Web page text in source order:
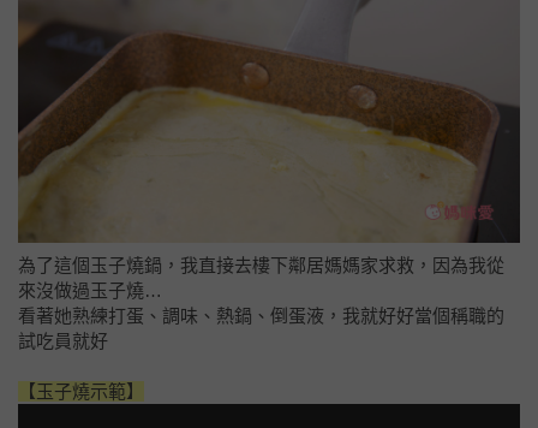
為了這個玉子燒鍋，我直接去樓下鄰居媽媽家求救，因為我從
來沒做過玉子燒…
看著她熟練打蛋、調味、熱鍋、倒蛋液，我就好好當個稱職的
試吃員就好
【玉子燒示範】